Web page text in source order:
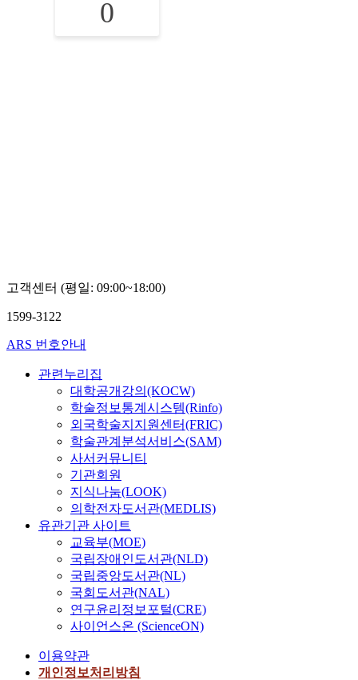
0
고객센터 (평일: 09:00~18:00)
1599-3122
ARS 번호안내
관련누리집
대학공개강의(KOCW)
학술정보통계시스템(Rinfo)
외국학술지지원센터(FRIC)
학술관계분석서비스(SAM)
사서커뮤니티
기관회원
지식나눔(LOOK)
의학전자도서관(MEDLIS)
유관기관 사이트
교육부(MOE)
국립장애인도서관(NLD)
국립중앙도서관(NL)
국회도서관(NAL)
연구윤리정보포털(CRE)
사이언스온 (ScienceON)
이용약관
개인정보처리방침